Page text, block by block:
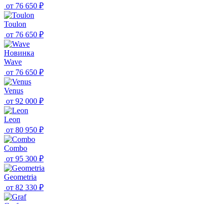
от 76 650 ₽
Toulon
от 76 650 ₽
Новинка
Wave
от 76 650 ₽
Venus
от 92 000 ₽
Leon
от 80 950 ₽
Combo
от 95 300 ₽
Geometria
от 82 330 ₽